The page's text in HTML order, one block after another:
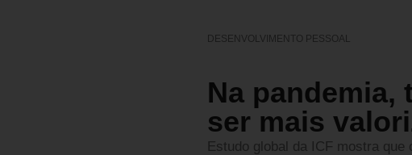
DESENVOLVIMENTO PESSOAL
Na pandemia,
ser mais
Estudo global da ICF mostra